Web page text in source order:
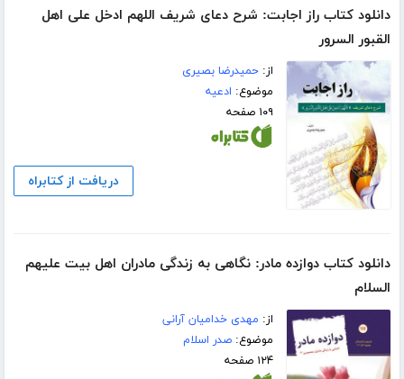
دانلود کتاب راز اجابت: شرح دعای شریف اللهم ادخل علی اهل‌
القبور‌ السرور
از:حمیدرضا بصیری
موضوع: ادعیه
۱۰۹ صفحه
دریافت از کتابراه
دانلود کتاب دوازده مادر: نگاهی به زندگی مادران اهل بیت علیهم
السلام
از: مهدی خدامیان آرانی
موضوع:صدر اسلام
۱۲۴ صفحه